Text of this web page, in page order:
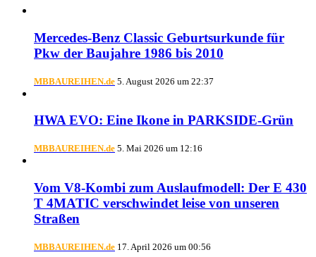
Mercedes-Benz Classic Geburtsurkunde für
Pkw der Baujahre 1986 bis 2010
MBBAUREIHEN.de 5. August 2026 um 22:37
HWA EVO: Eine Ikone in PARKSIDE-Grün
MBBAUREIHEN.de 5. Mai 2026 um 12:16
Vom V8-Kombi zum Auslaufmodell: Der E 430
T 4MATIC verschwindet leise von unseren
Straßen
MBBAUREIHEN.de 17. April 2026 um 00:56